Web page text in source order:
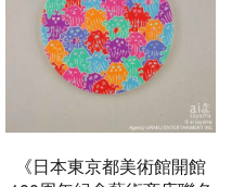
《日本東京都美術館開館